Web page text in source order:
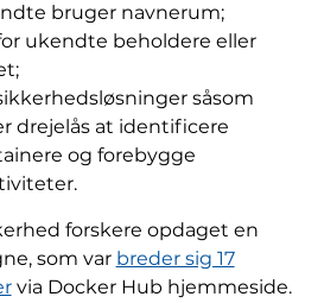
bruger navnerum;
ukendte beholdere eller
såsom
drejelås at identificere
og forebygge
forskere opdaget en
som var breder sig 17
via Docker Hub hjemmeside.